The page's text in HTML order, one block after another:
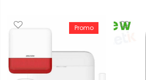
DT 250,000.
est :
DT 230,000.
Promo